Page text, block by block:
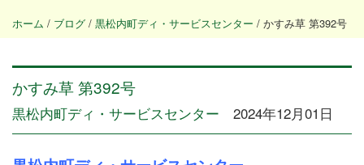
ホーム / ブログ / 黒松内町ディ・サービスセンター / かすみ草 第392号
かすみ草 第392号
黒松内町ディ・サービスセンター 2024年12月01日